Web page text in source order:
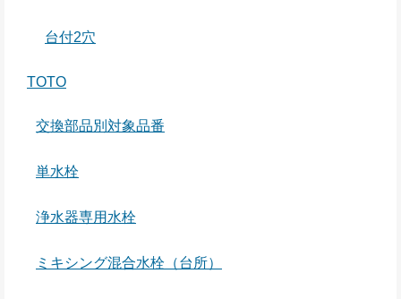
台付2穴
TOTO
交換部品別対象品番
単水栓
浄水器専用水栓
ミキシング混合水栓（台所）